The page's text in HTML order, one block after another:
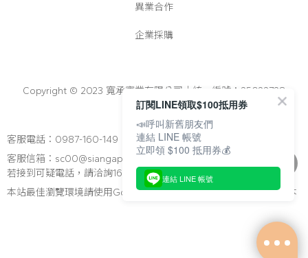
異業合作
企業採購
Copyright © 2023 寬承實業有限公司│統一編號：25022728
客服電話：0987-160-149
客服信箱：sc00@siangapato.com.tw
若接到可疑電話，請洽詢165反詐騙專線
本站最佳瀏覽環境請使用Google Chrome、Firefox 或Edge以上版本
訂閱LINE領取$100抵用券
📣呼叫新舊朋友們
連結 LINE 帳號
立即領 $100 抵用券💰
連結 LINE 帳號